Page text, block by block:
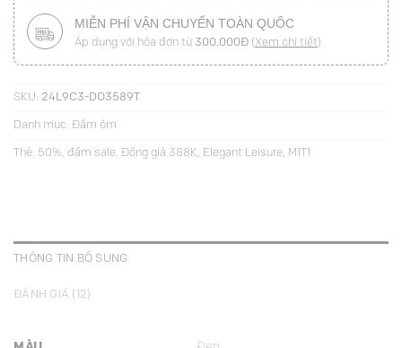
MIỄN PHÍ VẬN CHUYỂN TOÀN QUỐC
Áp dụng với hóa đơn từ 300.000Đ(Xem chi tiết)
SKU: 24L9C3-DO3589T
Danh mục: Đầm ôm
Thẻ: 50%, đầm sale, Đồng giá 388K, Elegant Leisure, M1T1
THÔNG TIN BỔ SUNG
ĐÁNH GIÁ (12)